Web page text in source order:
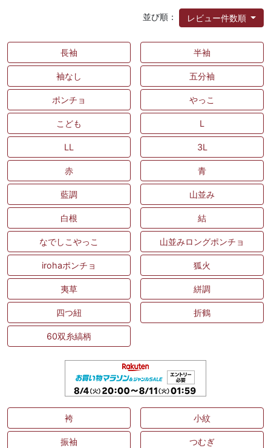
並び順： レビュー件数順
長袖 半袖
袖なし 五分袖
ポンチョ やっこ
こども L
LL 3L
赤 青
藍調 山並み
白根 結
なでしこやっこ 山並みロングポンチョ
irohaポンチョ 狐火
夷草 絣調
四つ紐 折鶴
60双糸縞柄
袴 小紋
振袖 つむぎ